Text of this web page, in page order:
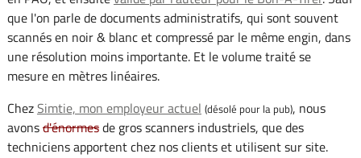
que l'on parle de documents administratifs, qui sont souvent
scannés en noir & blanc et compressé par le même engin, dans
une résolution moins importante. Et le volume traité se
mesure en mètres linéaires.
ChezSimtie, mon employeur actuel (désolé pour la pub), nous
avonsd'énormesde gros scanners industriels, que des
techniciens apportent chez nos clients et utilisent sur site.